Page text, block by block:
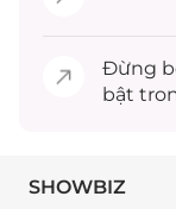
Đừng
bật
SHOWBIZ